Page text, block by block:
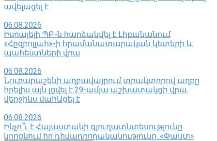
ավելացել է
06.08.2026
Իսրայելի ՊԲ-ն հարձակվել է Լիբանանում
«Հըզբոլլահ»-ի հրամանատարական կետերի և
պահեստների վրա
06.08.2026
Նուբարաշենի աղբավայրում տրակտորով աղբը
հրելիս այն լցվել է 29-ամյա աշխատակցի վրա.
վերջինս մահԱցել է
06.08.2026
Ինչո՞ւ է Հայաստանի գյուղատնտեսությունը
կորցնում իր դիմադրողականությունը. «Փաստ»